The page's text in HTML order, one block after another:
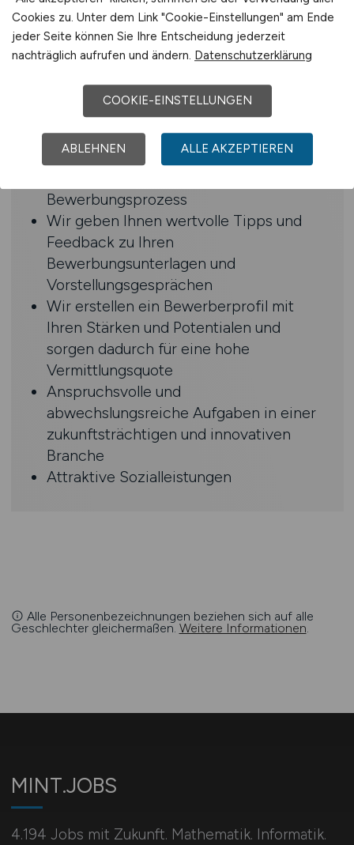
Benefits
Dynamisches und innovatives
Marktumfeld
Wir stellen Sie gezielt in den
Fachabteilungen vor und geben Ihnen
Bewerbungsprozess
Wir geben Ihnen wertvolle Tipps und
Feedback zu Ihren
Bewerbungsunterlagen und
Vorstellungsgesprächen
Wir erstellen ein Bewerberprofil mit
Ihren Stärken und Potentialen und
sorgen dadurch für eine hohe
Vermittlungsquote
Anspruchsvolle und
abwechslungsreiche Aufgaben in einer
zukunftsträchtigen und innovativen
Branche­
Attraktive Sozialleistungen
Alle Personenbezeichnungen beziehen sich auf alle
Geschlechter gleichermaßen. Weitere Informationen.
MINT.JOBS
4.194 Jobs mit Zukunft. Mathematik. Informatik.
Cookies zu. Unter dem Link "Cookie-Einstellungen" am Ende
jeder Seite können Sie Ihre Entscheidung jederzeit
nachträglich aufrufen und ändern. Datenschutzerklärung
COOKIE-EINSTELLUNGEN
ABLEHNEN ALLE AKZEPTIEREN